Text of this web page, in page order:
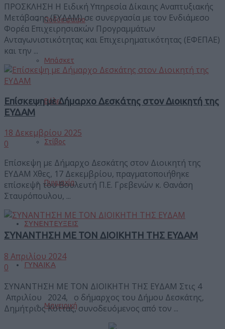
Ποδόσφαιρο
Μπάσκετ
Βόλεϊ
Στίβος
Πυγμαχία
ΣΥΝΕΝΤΕΥΞΕΙΣ
ΓΥΝΑΙΚΑ
Μαγειρική
ΠΡΟΣΚΛΗΣΗ Η Ειδική Υπηρεσία Δίκαιης Αναπτυξιακής
Μετάβασης (ΕΥΔΑΜ) σε συνεργασία με τον Ενδιάμεσο
Φορέα Επιχειρησιακών Προγραμμάτων
Ανταγωνιστικότητας και Επιχειρηματικότητας (ΕΦΕΠΑΕ)
και την ...
Επίσκεψη με Δήμαρχο Δεσκάτης στον Διοικητή της
ΕΥΔΑΜ
18 Δεκεμβρίου 2025
0
Επίσκεψη με Δήμαρχο Δεσκάτης στον Διοικητή της
ΕΥΔΑΜ Χθες, 17 Δεκεμβρίου, πραγματοποιήθηκε
επίσκεψη του Βουλευτή Π.Ε. Γρεβενών κ. Θανάση
Σταυρόπουλου, ...
ΣΥΝΑΝΤΗΣΗ ΜΕ ΤΟΝ ΔΙΟΙΚΗΤΗ ΤΗΣ ΕΥΔΑΜ
8 Απριλίου 2024
0
ΣΥΝΑΝΤΗΣΗ ΜΕ ΤΟΝ ΔΙΟΙΚΗΤΗ ΤΗΣ ΕΥΔΑΜ Στις 4
Απριλίου 2024, ο δήμαρχος του Δήμου Δεσκάτης,
Δημήτριος Κόττας, συνοδευόμενος από τον ...